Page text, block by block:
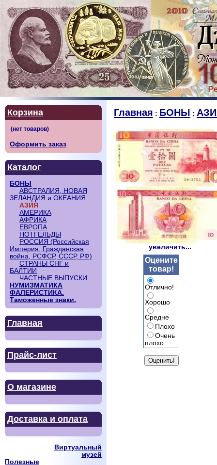
Корзина
Оформить заказ
Каталог
БОНЫ
АВСТРАЛИЯ, НОВАЯ
ЗЕЛАНДИЯ и ОКЕАНИЯ
АЗИЯ
АМЕРИКА
АФРИКА
ЕВРОПА
НОТГЕЛЬДЫ
РОССИЯ (Российская
Империя, Гражданская
война, РСФСР, СССР, РФ)
СТРАНЫ СНГ и
БАЛТИИ
ЧАСТНЫЕ ВЫПУСКИ
НУМИЗМАТИКА
ФАЛЕРИСТИКА.
Таможенные знаки.
Главная
Прайс-лист
О магазине
Доставка и оплата
Виртуальный
музей
Полезные
Главная : БОНЫ :
увеличить...
Оцените
товар!
Отлично!
Хорошо
Средне
Плохо
Очень
плохо